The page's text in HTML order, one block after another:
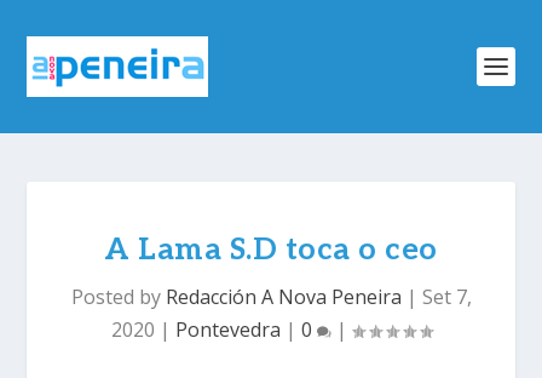
A Lama S.D toca o ceo
Posted by Redacción A Nova Peneira | Set 7,
2020 | Pontevedra | 0 |